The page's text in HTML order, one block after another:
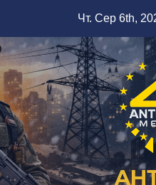
вмісту
Чт. Сер 6th,